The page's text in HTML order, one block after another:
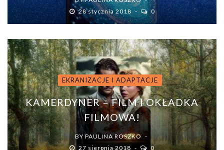
28 stycznia 2018
0
EKRANIZACJE I ADAPTACJE
KAMERDYNER – FILM I OKŁADKA
FILMOWA!
BYPAULINA ROSZKO
27 sierpnia 2018
0